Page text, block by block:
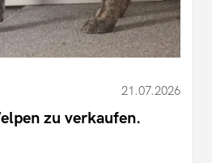
21.07.2026
zu verkaufen.